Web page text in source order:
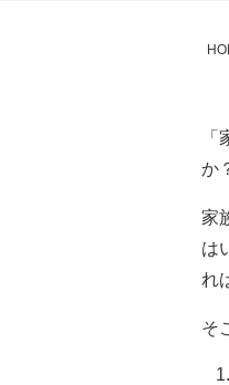
か
家
は
れ
そ